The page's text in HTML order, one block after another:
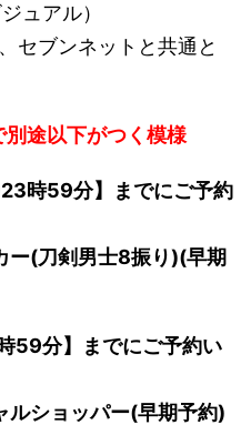
ュアル）
セブンネットと共通と
途以下がつく模様
時59分】までにご予約
ー(刀剣男士8振り)(早期
59分】までにご予約い
ルショッパー(早期予約)